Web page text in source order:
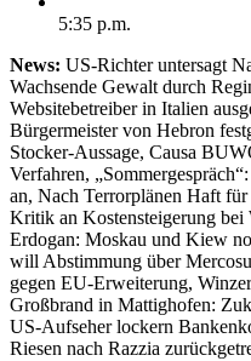
5:35 p.m.
News: US-Richter untersagt
Wachsende Gewalt durch
Websitebetreiber in Italien
Bürgermeister von Hebron
Stocker-Aussage, Causa
Verfahren,
an, Nach Terrorplänen Haft
Kritik an Kostensteigerung bei
Erdogan: Moskau und Kiew
will Abstimmung über
gegen EU-Erweiterung,
Großbrand in Mattighofen:
US-Aufseher lockern
Riesen nach Razzia